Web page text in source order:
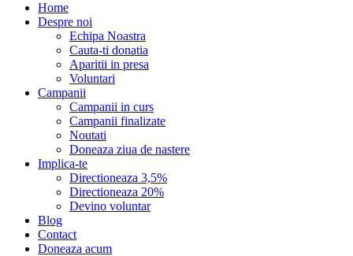
Home
Despre noi
Echipa Noastra
Cauta-ti donatia
Aparitii in presa
Voluntari
Campanii
Campanii in curs
Campanii finalizate
Noutati
Doneaza ziua de nastere
Implica-te
Directioneaza 3,5%
Directioneaza 20%
Devino voluntar
Blog
Contact
Doneaza acum